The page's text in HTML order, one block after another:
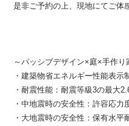
是非ご予約の上、現地にてご体
～パッシブデザイン×庭×手作り
・建築物省エネルギー性能表
・耐震性能：耐震等級3の最大
・中地震時の安全性：許容応
・大地震時の安全性：保有水